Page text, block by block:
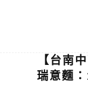
【台南
瑞意麵